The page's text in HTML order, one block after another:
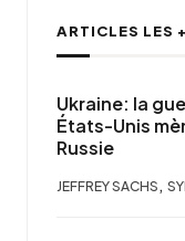
ARTICLES LES
Ukraine: la
États-Unis
Russie
JEFFREY SACHS ,